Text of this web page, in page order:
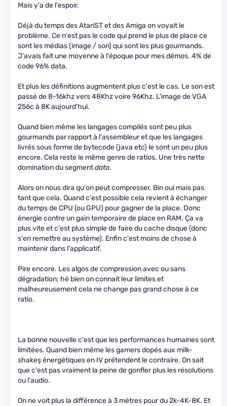
Mais y'a de l'espoir.
Déjà du temps des AtariST et des Amiga on voyait le
problème. Ce n'est pas le code qui prend le plus de place ce
sont les médias (image / son) qui sont les plus gourmands.
J'avais fait une moyenne à l'époque pour mes démos. 4% de
code 96% data.
Et plus les définitions augmentent plus c'est le cas. Le son est
passé de 8-16khz vers 48Khz voire 96Khz. L'image de VGA
256c à 8K aujourd'hui.
Quand bien même les langages compilés sont peu plus
gourmands par rapport à l'assembleur et que les langages
livrés sous forme de bytecode (java etc) le sont un peu plus
encore. Cela reste le même genre de ratios. Une très nette
domination du segmentdata.
Alors on nous dira qu'on peut compresser. Bin oui mais pas
tant que cela. Quand c'est possible cela revient à échanger
du temps de CPU (ou GPU) pour gagner de la place. Donc
énergie contre un gain temporaire de place en RAM. Ça va
plus vite et c'est plus simple de faire du cache disque (donc
s'en remettre au système). Enfin c'est moins de chose à
maintenir dans l'applicatif.
Pire encore. Les algos de compression avec ou sans
dégradation; hé bien on connait leur limites et
malheureusement cela ne change pas grand chose à ce
ratio.
La bonne nouvelle c'est que les performances humaines sont
limitées. Quand bien même les gamers dopés aux milk-
shakeş énergétiques en IV prétendent le contraire. On sait
que c'est pas vraiment la peine de gonfler plus les résolutions
ou l'audio.
On ne voit plus la différence à 3 mètres pour du 2k-4K-8K. Et